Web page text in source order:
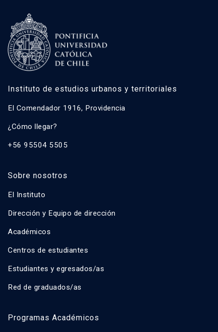
Instituto de estudios urbanos y territoriales
El Comendador 1916, Providencia
¿Cómo llegar?
+56 95504 5505
Sobre nosotros
El Instituto
Dirección y Equipo de dirección
Académicos
Centros de estudiantes
Estudiantes y egresados/as
Red de graduados/as
Programas Académicos